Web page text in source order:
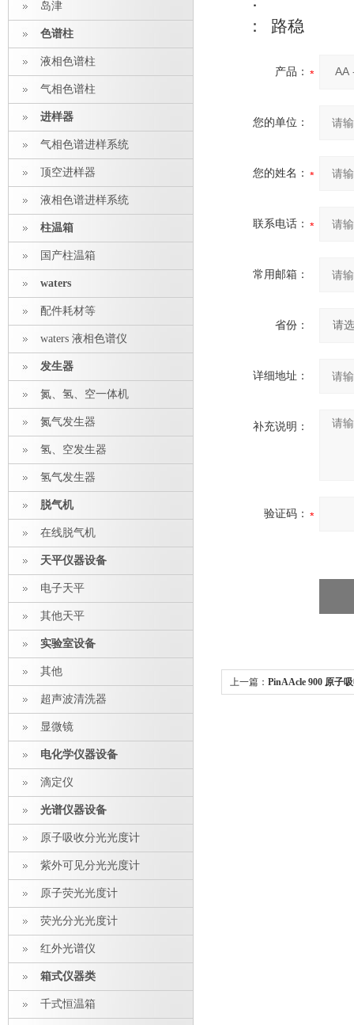
岛津
色谱柱
液相色谱柱
气相色谱柱
进样器
气相色谱进样系统
顶空进样器
液相色谱进样系统
柱温箱
国产柱温箱
waters
配件耗材等
waters 液相色谱仪
发生器
氮、氢、空一体机
氮气发生器
氢、空发生器
氢气发生器
脱气机
在线脱气机
天平仪器设备
电子天平
其他天平
实验室设备
其他
超声波清洗器
显微镜
电化学仪器设备
滴定仪
光谱仪器设备
原子吸收分光光度计
紫外可见分光光度计
原子荧光光度计
荧光分光光度计
红外光谱仪
箱式仪器类
千式恒温箱
： 路稳
产品：
您的单位：
您的姓名：
联系电话：
常用邮箱：
省份：
详细地址：
补充说明：
验证码：
上一篇： PinAAcle 900 原子